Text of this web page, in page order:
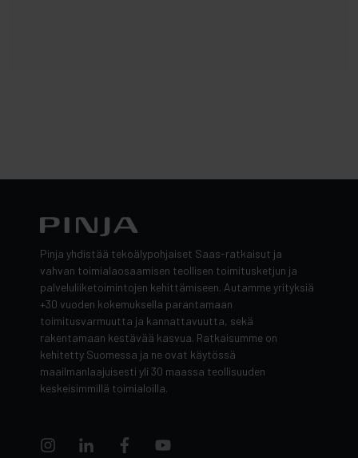
Pinja yhdistää tekoälypohjaiset Saas-ratkaisut ja
vahvan toimialaosaamisen teollisen toimitusketjun ja
palveluliiketoimintojen kehittämiseen. Autamme yrityksiä
+30 vuoden kokemuksella parantamaan
toimitusvarmuutta ja kannattavuutta, sekä
rakentamaan kestävää kasvua. Ratkaisumme on
kehitetty Suomessa ja ne ovat käytössä
maailmanlaajuisesti yli 30 maassa teollisuuden
keskeisimmillä toimialoilla.